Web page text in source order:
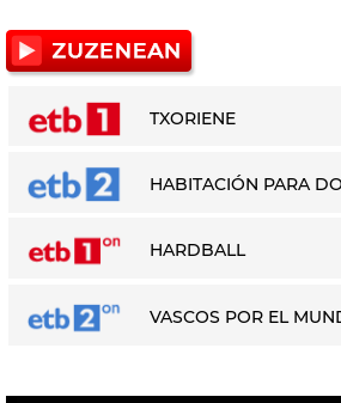
TXORIENE
HABITACIÓN PARA
HARDBALL
VASCOS POR EL